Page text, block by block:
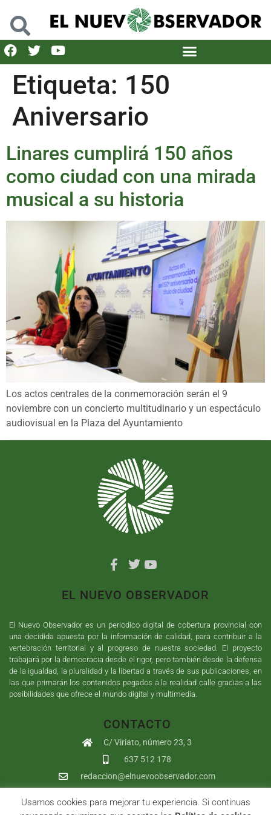
Etiqueta: 150
Aniversario
Linares cumplirá 150 años
como ciudad con una mirada
musical a su historia
Los actos centrales de la conmemoración serán el 9
noviembre con un concierto multitudinario y un espectáculo
audiovisual en la Plaza del Ayuntamiento
EL NUEVO OBSERVADOR
El Nuevo Observador es un periodico digital de cobertura provincial con
una decidida apuesta por la información de calidad, para contribuir a la
vertebración territorial y al progreso de nuestra sociedad. El proyecto
trabajará por la democracia desde el rigor, pero también desde la defensa
de la igualdad, la pluralidad y la libertad a través de sus publicaciones, en
las que primarán los contenidos pegados a la realidad calle gracias a las
posibilidades que ofrece el mundo digital y multimedia.
CONTACTO
C/ Viriato, número 23, 3
637 512 178
redaccion@elnuevoobservador.com
Usamos cookies para mejorar tu experiencia. Si continuas